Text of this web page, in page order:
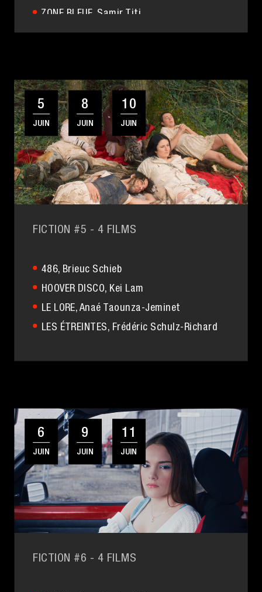
ZONE BLEUE , Samir Titi
5
JUIN
8
JUIN
10
JUIN
FICTION #5 - 4 FILMS
486, Brieuc Schieb
HOOVER DISCO, Kei Lam
LE LORE, Anaé Taounza-Jeminet
LES ÉTREINTES, Frédéric Schulz-Richard
6
JUIN
9
JUIN
11
JUIN
FICTION #6 - 4 FILMS